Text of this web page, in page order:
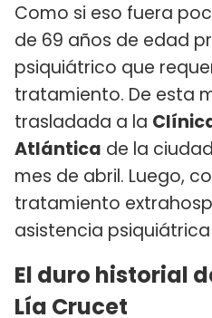
Como si eso fuera
de 69 años de edad
psiquiátrico que
tratamiento. De esta
trasladada a la
Atlántica de la
mes de abril. Luego,
tratamiento
asistencia
El duro historial
Lía Crucet